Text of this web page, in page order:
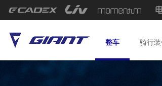
整车 骑行